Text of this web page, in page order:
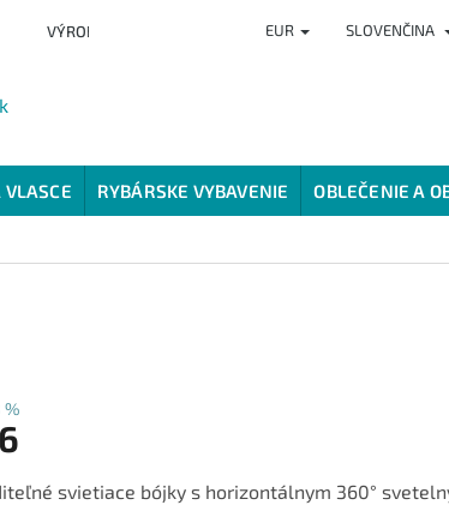
VÝROBCI PREDAJŇA
EUR SLOVENČINA
RYBÁRSKE VYBAVENIE OBLEČENIE A
%
svietiace bójky s horizontálnym 360°